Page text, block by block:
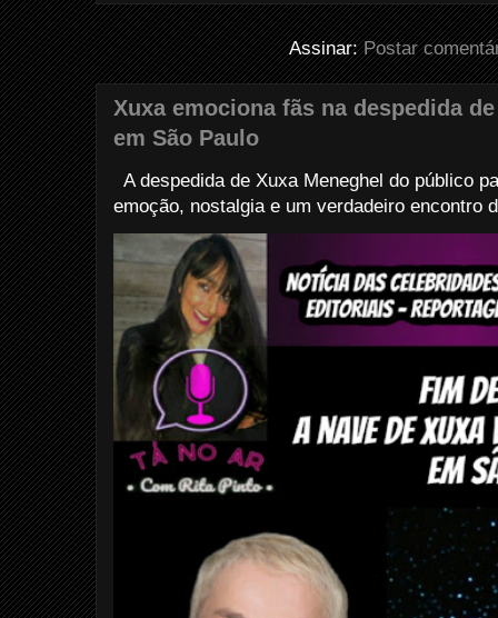
Assinar:Postar
Xuxa emociona fãs na despedida
em São Paulo
A despedida de Xuxa Meneghel do público
emoção, nostalgia e um verdadeiro encontro